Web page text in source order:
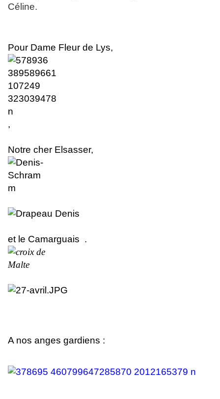
Céline.
Pour Dame Fleur de Lys,
,
Notre cher Elsasser,
et le Camarguais .
A nos anges gardiens :